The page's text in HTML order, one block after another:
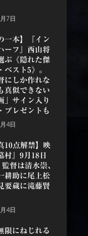
7日
一本】『イン
ーフ』⻄⼭将
ぶ《隠れた傑
ベスト5》。
にしか作れな
真似できない
」サイン入り
プレゼントも
4日
10点解禁】映
村』9月18日
督は清水崇、
耕助に尾上松
要蔵に滝藤賢
4日
限にねじれる